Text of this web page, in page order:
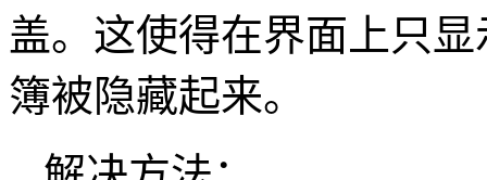
盖。这使得在界面上只
簿被隐藏起来。